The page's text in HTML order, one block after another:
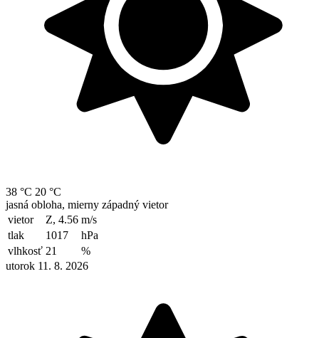
38 °C 20 °C
jasná obloha, mierny západný vietor
vietor
Z, 4.56 m/s
tlak
1017
hPa
vlhkosť 21
%
utorok 11. 8. 2026